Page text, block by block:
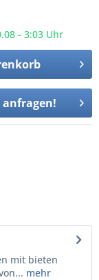
- 3:03 Uhr
anfragen!
mit bieten
mehr